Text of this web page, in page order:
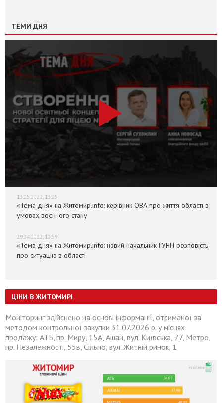
ТЕМИ ДНЯ
13.05.2022, 13:25
«Тема дня» на Житомир.info: керівник ОВА про життя області в
умовах воєнного стану
29.04.2022, 10:59
«Тема дня» на Житомир.info: новий начальник ГУНП розповість
про ситуацію в області
ЦІНИ В ЖИТОМИРІ
Моніторинг здійснено на основі інформації, отриманої за
методом контрольної закупки 31.07.2026 р. у місцях
продажу: АТБ, пр. Миру, 15А, Ашан, вул. Київська, 77, Метро,
пр. Незалежності, 55в, Сільпо, вул. Житній ринок, 1